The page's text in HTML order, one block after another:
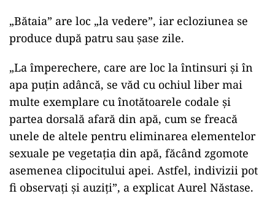
„Bătaia” are loc „la vedere”, iar ecloziunea se
produce după patru sau şase zile.
„La împerechere, care are loc la întinsuri şi în
apa puţin adâncă, se văd cu ochiul liber mai
multe exemplare cu înotătoarele codale şi
partea dorsală afară din apă, cum se freacă
unele de altele pentru eliminarea elementelor
sexuale pe vegetaţia din apă, făcând zgomote
asemenea clipocitului apei. Astfel, indivizii pot
fi observaţi şi auziţi”, a explicat Aurel Năstase.